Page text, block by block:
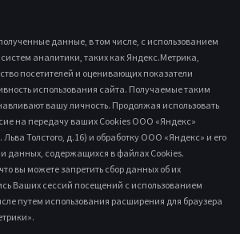
данные, в том числе, с использованием
аналитики, таких как Яндекс.Метрика,
посетителей и оценивающих показатели
использования сайта. Получаемые таким
вашу личность. Продолжая использовать
на передачу ваших Cookies ООО «Яндекс»
Льва Толстого, д.16) и обработку ООО «Яндекс» и его
содержащихся в файлах Cookies.
вы можете запретить сбор данных об их
Ваших сессий посещений с использованием
путем использования расширения для браузера